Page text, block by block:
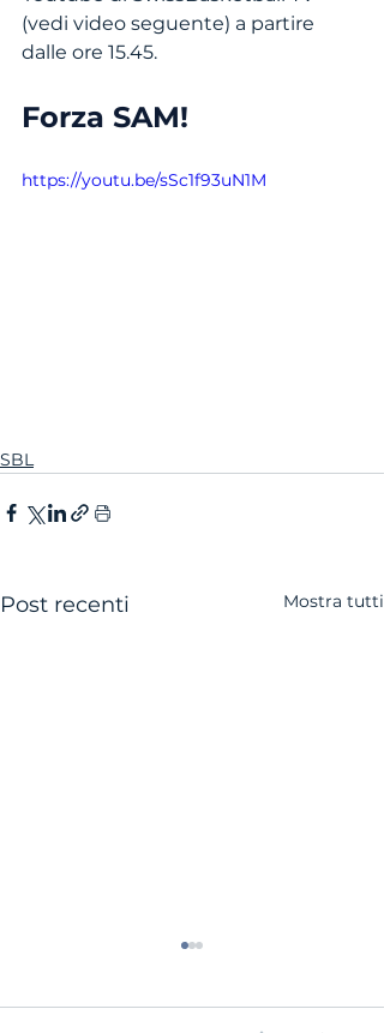
(vedi video seguente) a partire
dalle ore 15.45.
Forza SAM!
https://youtu.be/sSc1f93uN1M
SBL
Post recenti Mostra tutti